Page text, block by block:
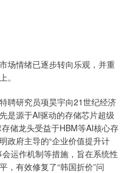
情绪已逐步转向乐观，并重
。
研究员项昊宇向21世纪经济
是源于AI驱动的存储芯片超级
储龙头受益于HBM等AI核心存
政府主导的“企业价值提升计
运作机制等措施，旨在系统性
，有效修复了“韩国折价”问